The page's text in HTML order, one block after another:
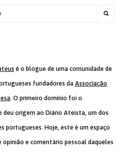
é o blogue de uma comunidade de
fundadores da Associação
. O primeiro domínio foi o
deu origem ao Diário Ateísta, um dos
portugueses. Hoje, este é um espaço
opinião e comentário pessoal daqueles